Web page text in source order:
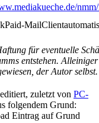
für eventuelle
entstehen.
der Autor selbst.
zuletzt von PC-
folgendem Grund:
Eintrag auf Grund